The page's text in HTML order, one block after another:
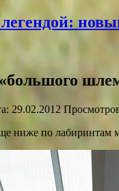
29.02.2012
ниже по лабиринтам